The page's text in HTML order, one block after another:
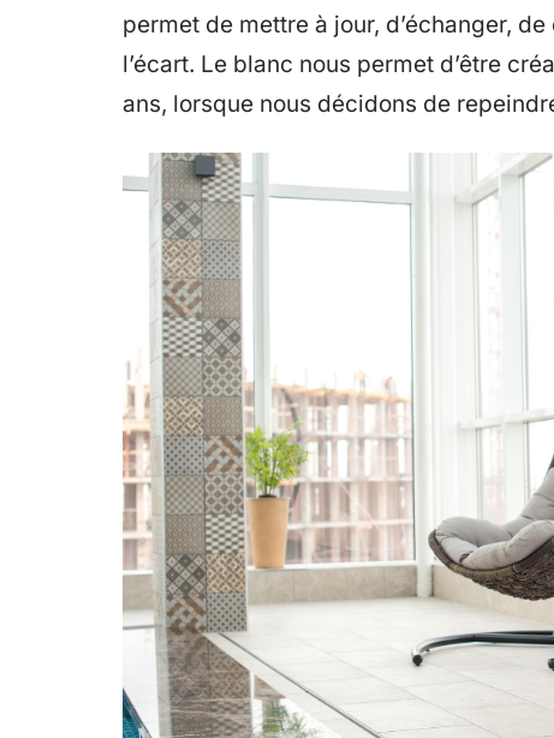
permet de mettre à jour, d’échanger,
l’écart. Le blanc nous permet d’être
ans, lorsque nous décidons de